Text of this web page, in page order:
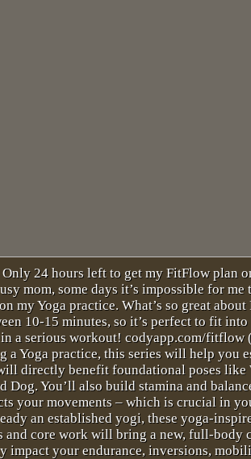
24 hours left to get my FitFlow plan
mom, some days it’s impossible for me
my Yoga practice. What’s so great
10-15 minutes, so it’s perfect to fit
a serious workout! codyapp.com/
a Yoga practice, this series will help you
directly benefit foundational poses like
Dog. You’ll also build stamina and
your movements – which is crucial in
an established yogi, these yoga-
and core work will bring a new, full-body
impact your endurance, inversions,